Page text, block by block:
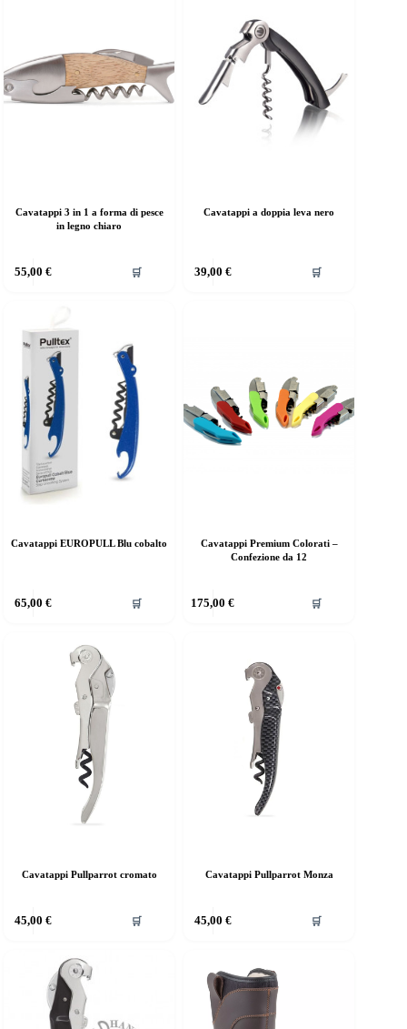
Cavatappi 3 in 1 a forma di pesce
in legno chiaro
55,00 € 🛒
Cavatappi a doppia leva nero
39,00 € 🛒
Cavatappi EUROPULL Blu cobalto
65,00 € 🛒
Cavatappi Premium Colorati –
Confezione da 12
175,00€ 🛒
Cavatappi Pullparrot cromato
45,00 € 🛒
Cavatappi Pullparrot Monza
45,00 € 🛒